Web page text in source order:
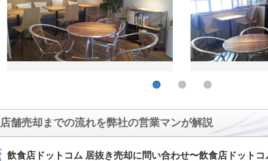
店舗売却までの流れを弊社の営業マンが解説
飲食店ドットコム 居抜き売却に問い合わせ〜飲食店ドットコ